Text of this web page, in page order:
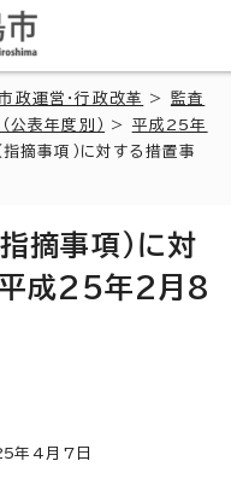
政運営・行政改革 > 監査
公表年度別） > 平成25年
摘事項）に対する措置事
摘事項）に対
平成25年2月8
年4月7日